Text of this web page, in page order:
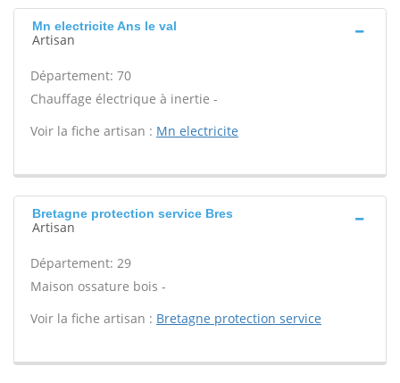
Mn electricite Ans le val
Artisan
Département: 70
Chauffage électrique à inertie -
Voir la fiche artisan : Mn electricite
Bretagne protection service Bres
Artisan
Département: 29
Maison ossature bois -
Voir la fiche artisan : Bretagne protection service